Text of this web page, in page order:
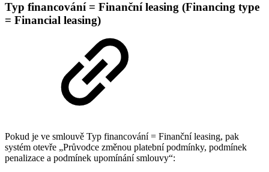
Typ financování = Finanční leasing (Financing type
= Financial leasing)
Pokud je ve smlouvě Typ financování = Finanční leasing, pak
systém otevře „Průvodce změnou platební podmínky, podmínek
penalizace a podmínek upomínání smlouvy“: